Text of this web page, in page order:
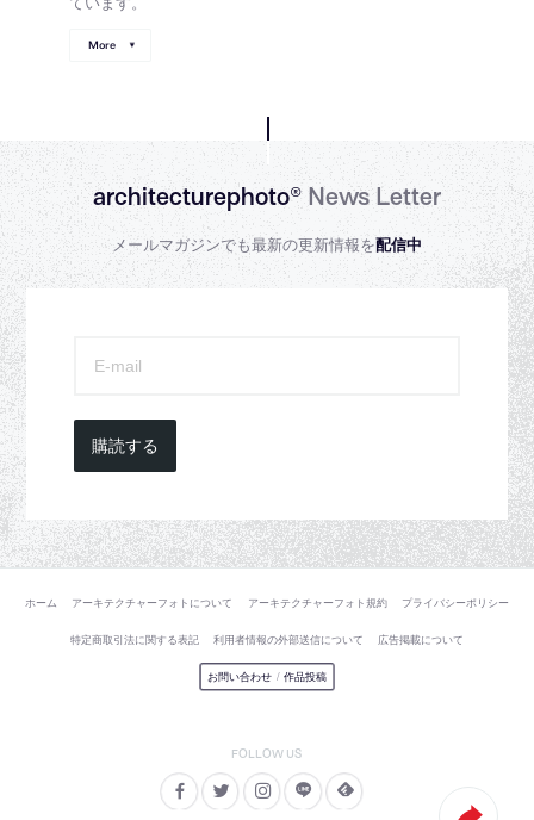
More
architecturephoto®News Letter
メールマガジンでも最新の更新情報を配信中
購読する
ホーム アーキテクチャーフォトについて アーキテクチャーフォト規約 プライバシーポリシー
特定商取引法に関する表記 利用者情報の外部送信について 広告掲載について
お問い合わせ / 作品投稿